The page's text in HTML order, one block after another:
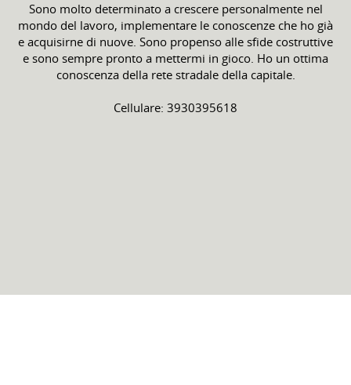
Sono molto determinato a crescere personalmente nel
mondo del lavoro, implementare le conoscenze che ho già
e acquisirne di nuove. Sono propenso alle sfide costruttive
e sono sempre pronto a mettermi in gioco. Ho un ottima
conoscenza della rete stradale della capitale.
Cellulare: 3930395618